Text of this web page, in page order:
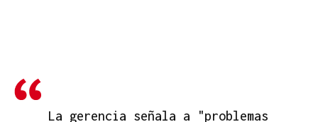
La gerencia señala a "problemas